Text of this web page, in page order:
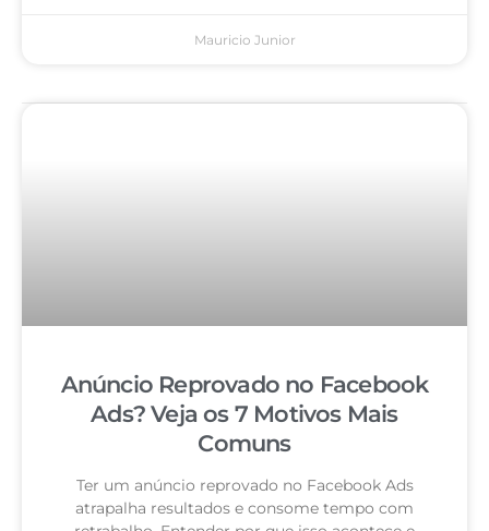
Mauricio Junior
Anúncio Reprovado no Facebook
Ads? Veja os 7 Motivos Mais
Comuns
Ter um anúncio reprovado no Facebook Ads
atrapalha resultados e consome tempo com